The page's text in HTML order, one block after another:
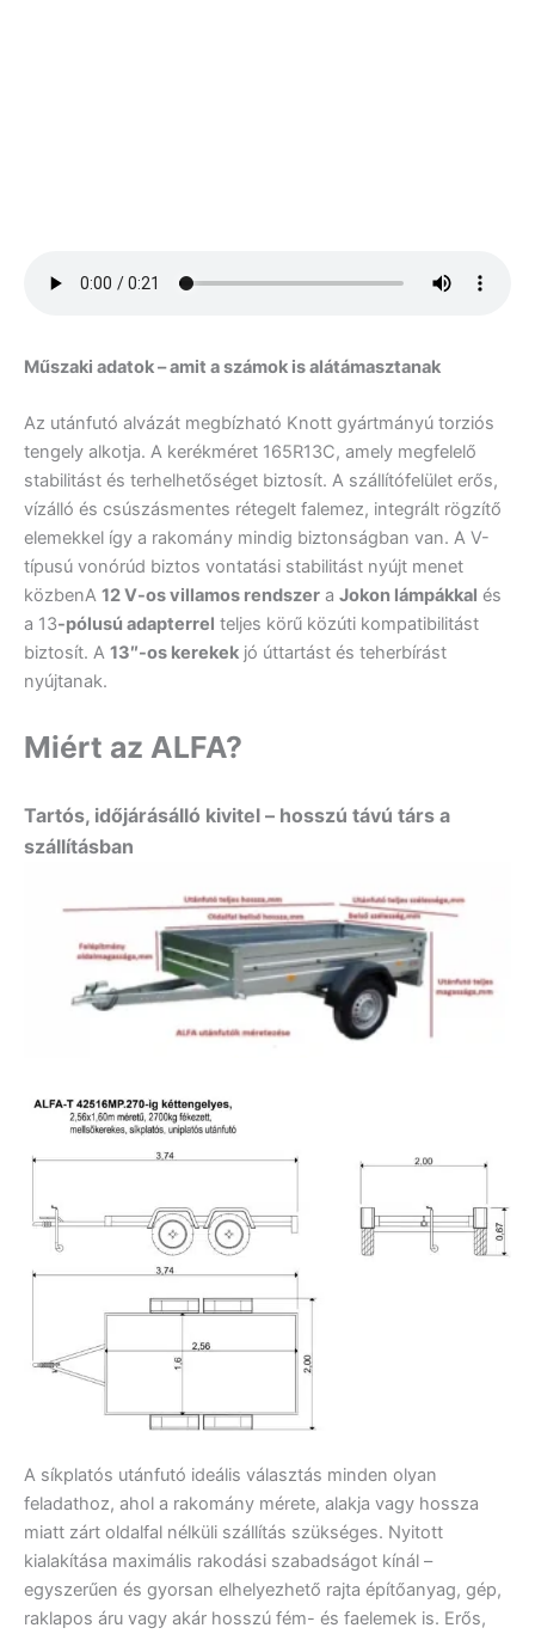
Műszaki adatok – amit a számok is alátámasztanak
Az utánfutó alvázát megbízható Knott gyártmányú torziós
tengely alkotja. A kerékméret 165R13C, amely megfelelő
stabilitást és terhelhetőséget biztosít. A szállítófelület erős,
vízálló és csúszásmentes rétegelt falemez, integrált rögzítő
elemekkel így a rakomány mindig biztonságban van. A V-
típusú vonórúd biztos vontatási stabilitást nyújt menet
közbenA 12 V-os villamos rendszer a Jokon lámpákkal és
a 13-pólusú adapterrel teljes körű közúti kompatibilitást
biztosít. A 13″-os kerekek jó úttartást és teherbírást
nyújtanak.
Miért az ALFA?
Tartós, időjárásálló kivitel – hosszú távú társ a
szállításban
A síkplatós utánfutó ideális választás minden olyan
feladathoz, ahol a rakomány mérete, alakja vagy hossza
miatt zárt oldalfal nélküli szállítás szükséges. Nyitott
kialakítása maximális rakodási szabadságot kínál –
egyszerűen és gyorsan elhelyezhető rajta építőanyag, gép,
raklapos áru vagy akár hosszú fém- és faelemek is. Erős,